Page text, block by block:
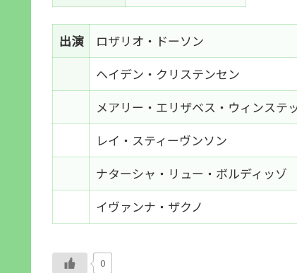
出演
ロザリオ・ドーソン
ヘイデン・クリステンセン
メアリー・エリザベス・ウィンステ
レイ・スティーヴンソン
ナターシャ・リュー・ボルディッゾ
イヴァンナ・ザクノ
0